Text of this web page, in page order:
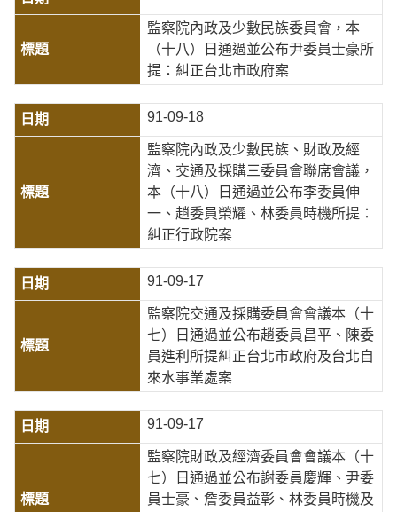
監察院內政及少數民族委員會，本
（十八）日通過並公布尹委員士豪所
提：糾正台北市政府案
91-09-18
監察院內政及少數民族、財政及經
濟、交通及採購三委員會聯席會議，
本（十八）日通過並公布李委員伸
一、趙委員榮耀、林委員時機所提：
糾正行政院案
91-09-17
監察院交通及採購委員會會議本（十
七）日通過並公布趙委員昌平、陳委
員進利所提糾正台北市政府及台北自
來水事業處案
91-09-17
監察院財政及經濟委員會會議本（十
七）日通過並公布謝委員慶輝、尹委
員士豪、詹委員益彰、林委員時機及